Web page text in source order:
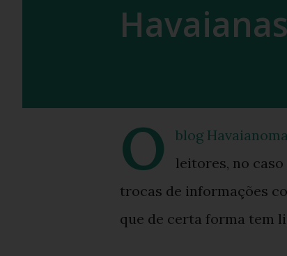
O
blog
leitores, no
trocas de informações
que de certa forma tem